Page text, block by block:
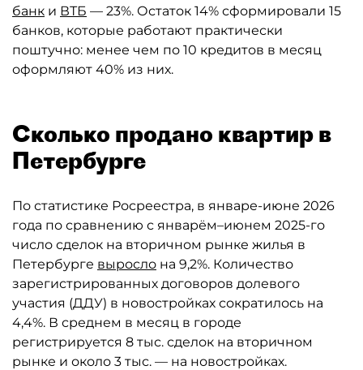
банк и ВТБ — 23%. Остаток 14% сформировали 15
банков, которые работают практически
поштучно: менее чем по 10 кредитов в месяц
оформляют 40% из них.
Сколько продано квартир в
Петербурге
По статистике Росреестра, в январе-июне 2026
года по сравнению с январём–июнем 2025-го
число сделок на вторичном рынке жилья в
Петербурге выросло на 9,2%. Количество
зарегистрированных договоров долевого
участия (ДДУ) в новостройках сократилось на
4,4%. В среднем в месяц в городе
регистрируется 8 тыс. сделок на вторичном
рынке и около 3 тыс. — на новостройках.